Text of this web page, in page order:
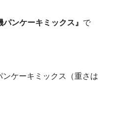
ンケーキミックス』 で
ケーキミックス（重さは